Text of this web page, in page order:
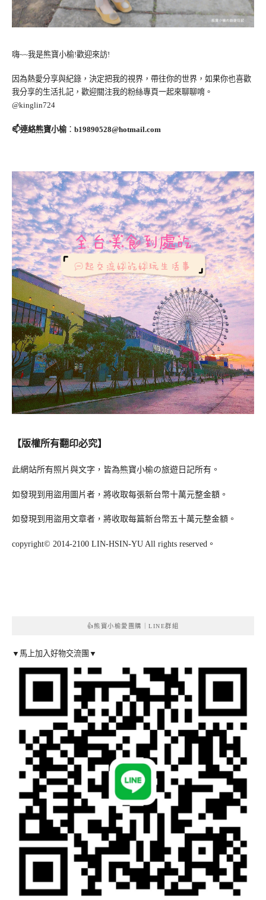
嗨~~我是熊寶小榆!歡迎來訪!
因為熱愛分享與紀錄，決定把我的視界，帶往你的世界，如果你也喜歡
我分享的生活扎記，歡迎關注我的粉絲專頁一起來聊聊唷。
@kinglin724
📫連絡熊寶小榆： b19890528@hotmail.com
【版權所有翻印必究】
此網站所有照片與文字，皆為熊寶小榆の旅遊日記所有。
如發現到用盜用圖片者，將收取每張新台幣十萬元整金額。
如發現到用盜用文章者，將收取每篇新台幣五十萬元整金額。
copyright© 2014-2100 LIN-HSIN-YU All rights reserved。
👍熊寶小榆愛團購｜LINE群組
▼馬上加入好物交流團▼